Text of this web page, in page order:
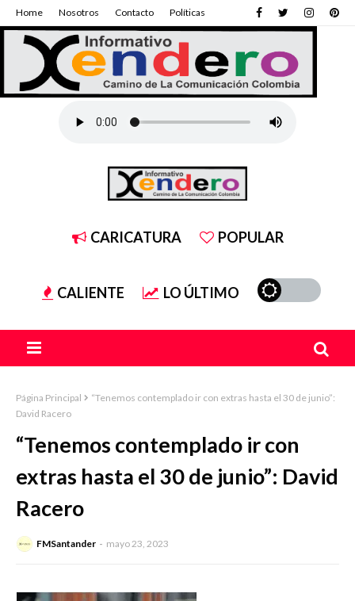
Home Nosotros Contacto Políticas
CARICATURA POPULAR
CALIENTE LO ÚLTIMO
Página Principal
“Tenemos contemplado ir con extras hasta el 30 de junio”:
David Racero
“Tenemos contemplado ir con
extras hasta el 30 de junio”: David
Racero
FMSantander mayo 23, 2023